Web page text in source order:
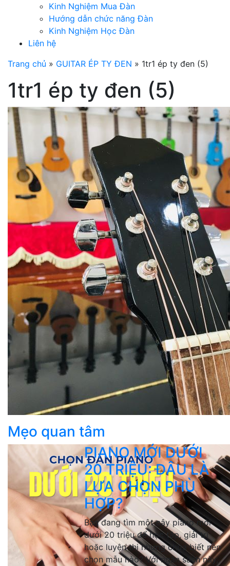
Kinh Nghiệm Mua Đàn
Hướng dẫn chức năng Đàn
Kinh Nghiệm Học Đàn
Liên hệ
Trang chủ » GUITAR ÉP TY ĐEN » 1tr1 ép ty đen (5)
1tr1 ép ty đen (5)
Mẹo quan tâm
PIANO MỚI DƯỚI
20 TRIỆU: ĐÂU LÀ
LỰA CHỌN PHÙ
HỢP?
Bạn đang tìm một cây piano mới
dưới 20 triệu để học tập, giải trí
hoặc luyện thi nhưng chưa biết nên
chọn mẫu nào? Với ngân sách này,